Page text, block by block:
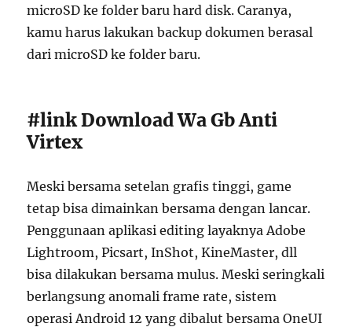
microSD ke folder baru hard disk. Caranya,
kamu harus lakukan backup dokumen berasal
dari microSD ke folder baru.
#link Download Wa Gb Anti
Virtex
Meski bersama setelan grafis tinggi, game
tetap bisa dimainkan bersama dengan lancar.
Penggunaan aplikasi editing layaknya Adobe
Lightroom, Picsart, InShot, KineMaster, dll
bisa dilakukan bersama mulus. Meski seringkali
berlangsung anomali frame rate, sistem
operasi Android 12 yang dibalut bersama OneUI